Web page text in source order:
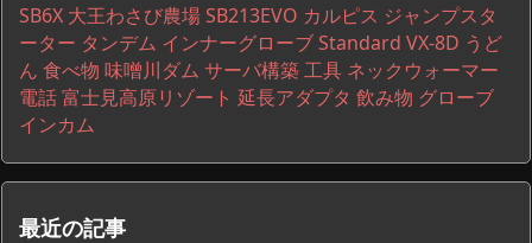
SB6X 大王わさび農場SB213EVO カルピス ジャンプスタ
ーター タンデム インナーグローブStandard VX-8D うど
ん 食べ物 味噌川ダム サーバ構築工具 ネックウォーマー
電話富士見高原リゾート 延長アダプタ 飲み物 グローブ
インカム
最近の記事